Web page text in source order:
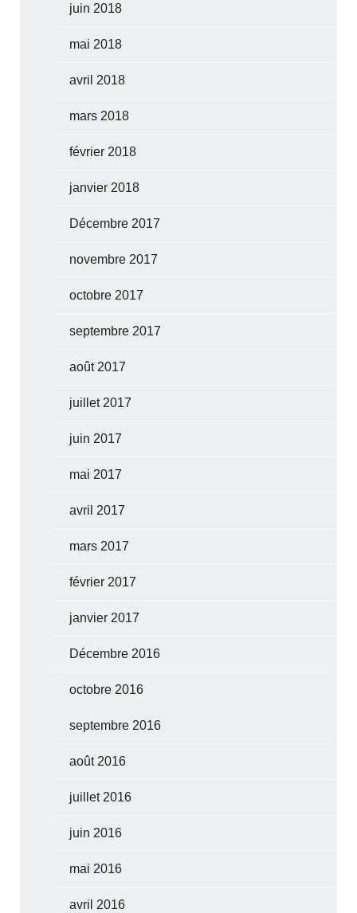
juin 2018
mai 2018
avril 2018
mars 2018
février 2018
janvier 2018
Décembre 2017
novembre 2017
octobre 2017
septembre 2017
août 2017
juillet 2017
juin 2017
mai 2017
avril 2017
mars 2017
février 2017
janvier 2017
Décembre 2016
octobre 2016
septembre 2016
août 2016
juillet 2016
juin 2016
mai 2016
avril 2016